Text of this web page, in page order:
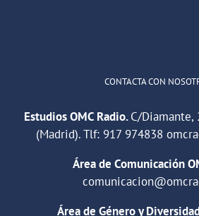
CONTACTA CON
Estudios OMC Radio.C/Diamante,
(Madrid). Tlf: 917 974838
Área de Comunicación
Área de Género y